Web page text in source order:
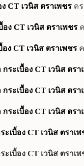
CT เวนิส ตราเพชร ค
ง CT เวนิส ตราเพชร
ง CT เวนิส ตราเพชร
ระเบื้อง CT เวนิส ตรา
ระเบื้อง CT เวนิส ตรา
ระเบื้อง CT เวนิส ตรา
เบื้อง CT เวนิส ตราเพ
เบื้อง CT เวนิส ตราเพ